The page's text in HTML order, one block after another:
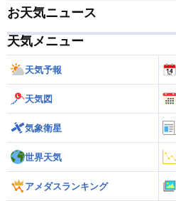
お天気ニュース
天気メニュー
天気予報
天気図
気象衛星
世界天気
アメダスランキング